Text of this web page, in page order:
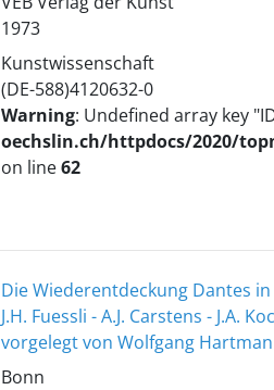
1973
Kunstwissenschaft
(DE-588)4120632-0
Warning: Undefined array key
oechslin.ch/httpdocs/2020/
on line62
Die Wiederentdeckung Dantes
J.H. Fuessli - A.J. Carstens - J.A.
vorgelegt von Wolfgang
Bonn